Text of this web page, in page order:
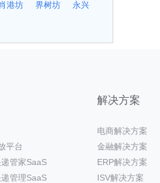
港坊 界树坊 永兴
平台
管家SaaS
管理SaaS
解决方案
电商解决方案
金融解决方案
ERP解决方案
ISV解决方案